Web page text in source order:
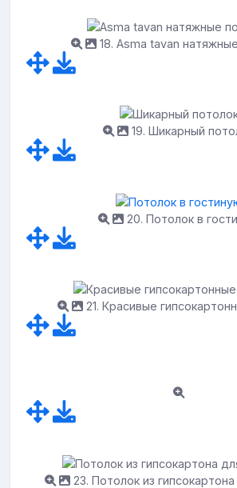
18. Asma tavan
19. Шикарный
20. Потолок в
21. Красивые
23. Потолок из